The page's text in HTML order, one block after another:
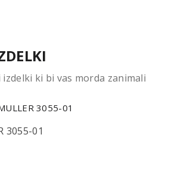
izdelki ki bi vas morda zanimali
3055-01